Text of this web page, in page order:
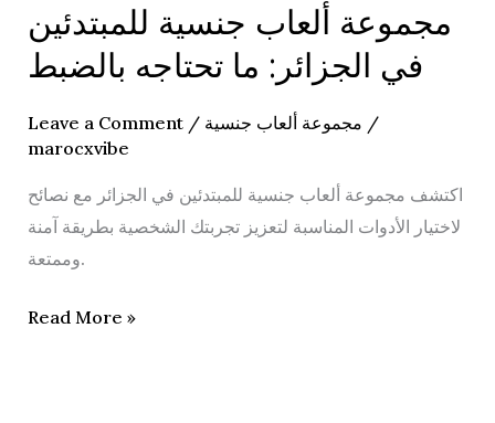
مجموعة ألعاب جنسية للمبتدئين
في الجزائر: ما تحتاجه بالضبط
Leave a Comment / مجموعة ألعاب جنسية /
marocxvibe
اكتشف مجموعة ألعاب جنسية للمبتدئين في الجزائر مع نصائح
لاختيار الأدوات المناسبة لتعزيز تجربتك الشخصية بطريقة آمنة
وممتعة.
مجموعة
ألعاب
جنسية
للمبتدئين
في
ما
تحتاجه
بالضبط
Read More »